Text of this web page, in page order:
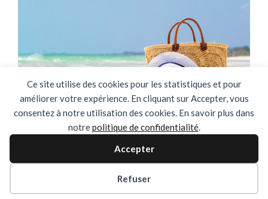
Ce site utilise des cookies pour les statistiques et pour
améliorer votre expérience. En cliquant sur Accepter, vous
consentez à notre utilisation des cookies. En savoir plus dans
notrepolitique de confidentialité.
Accepter
Refuser
🌴✨ FERMETURE ESTIVALE ✨🌴
DU 03 AOUT AU 31 AOUT INCLUS